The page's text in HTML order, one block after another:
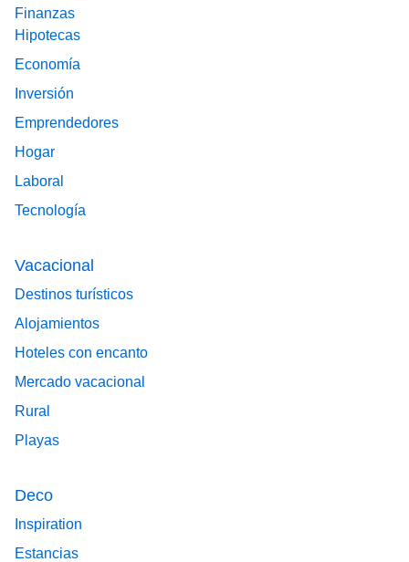
Finanzas
Hipotecas
Economía
Inversión
Emprendedores
Hogar
Laboral
Tecnología
Vacacional
Destinos turísticos
Alojamientos
Hoteles con encanto
Mercado vacacional
Rural
Playas
Deco
Inspiration
Estancias